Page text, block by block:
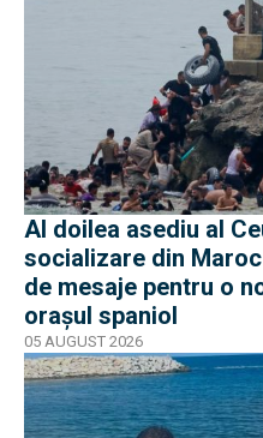
Al doilea asediu al
socializare din
de mesaje pentru o
orașul spaniol
05 AUGUST 2026